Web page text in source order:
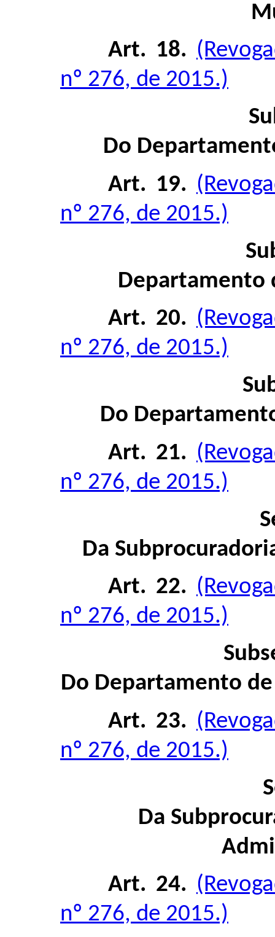
Art. 18.
nº 276, de 2015.)
Do
Art. 19.
nº 276, de 2015.)
Departamento
Art. 20.
nº 276, de 2015.)
Do
Art. 21.
nº 276, de 2015.)
Da
Art. 22.
nº 276, de 2015.)
Do Departamento
Art. 23.
nº 276, de 2015.)
Da
Art. 24.
nº 276, de 2015.)